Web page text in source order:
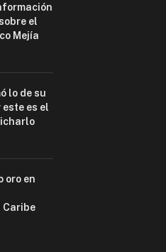
el
Mejía
lo de su
este es el
oro en
Caribe